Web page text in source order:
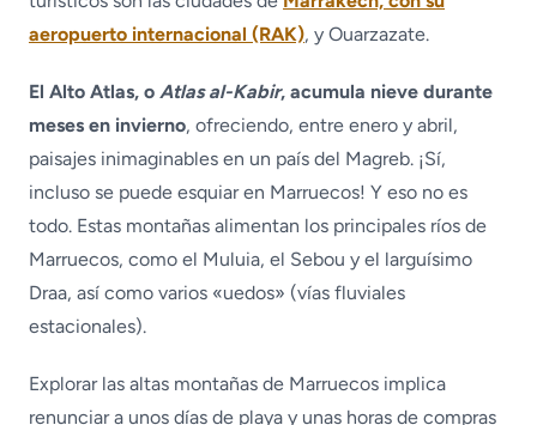
aeropuerto internacional (RAK), y Ouarzazate.
El Alto Atlas, o Atlas al-Kabir, acumula nieve durante
meses en invierno, ofreciendo, entre enero y abril,
paisajes inimaginables en un país del Magreb. ¡Sí,
incluso se puede esquiar en Marruecos! Y eso no es
todo. Estas montañas alimentan los principales ríos de
Marruecos, como el Muluia, el Sebou y el larguísimo
Draa, así como varios «uedos» (vías fluviales
estacionales).
Explorar las altas montañas de Marruecos implica
renunciar a unos días de playa y unas horas de compras